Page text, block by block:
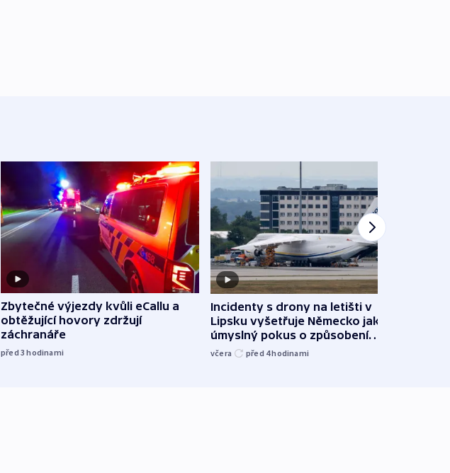
Zbytečné výjezdy kvůli eCallu a
obtěžující hovory zdržují
záchranáře
před 3hodinami
Incidenty s drony na letišti v
Lipsku vyšetřuje Německo jako
úmyslný pokus o způsobení
exploze
včera před 4hodinami